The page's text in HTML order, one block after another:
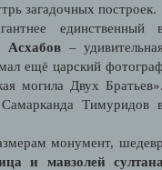
загадочных построек.
единственный
Асхабов –
ещё царский
могила Двух
Тимуридов
монумент,
и мавзолей